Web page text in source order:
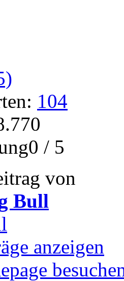
104
/ 5
von
Bull
anzeigen